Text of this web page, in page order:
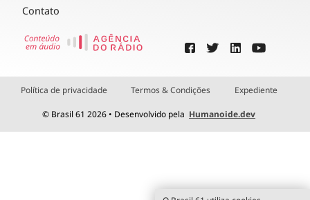
Contato
Política de privacidade Termos & Condições Expediente
© Brasil 61 2026 • Desenvolvido pela Humanoide.dev